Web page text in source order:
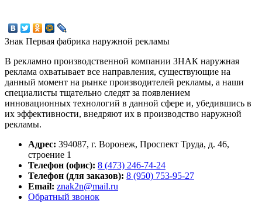
Знак Первая фабрика наружной рекламы
В рекламно производственной компании ЗНАК наружная
реклама охватывает все направления, существующие на
данный момент на рынке производителей рекламы, а наши
специалисты тщательно следят за появлением
инновационных технологий в данной сфере и, убедившись в
их эффективности, внедряют их в производство наружной
рекламы.
Адрес: 394087, г. Воронеж, Проспект Труда, д. 46,
строение 1
Телефон (офис): 8 (473) 246-74-24
Телефон (для заказов): 8 (950) 753-95-27
Email: znak2n@mail.ru
Обратный звонок